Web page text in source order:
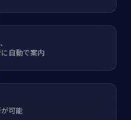
自動で案内
可能